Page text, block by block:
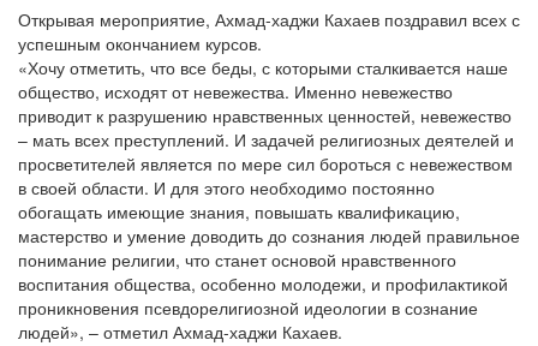
Открывая мероприятие, Ахмад-хаджи Кахаев поздравил всех с
успешным окончанием курсов.
«Хочу отметить, что все беды, с которыми сталкивается наше
общество, исходят от невежества. Именно невежество
приводит к разрушению нравственных ценностей, невежество
– мать всех преступлений. И задачей религиозных деятелей и
просветителей является по мере сил бороться с невежеством
в своей области. И для этого необходимо постоянно
обогащать имеющие знания, повышать квалификацию,
мастерство и умение доводить до сознания людей правильное
понимание религии, что станет основой нравственного
воспитания общества, особенно молодежи, и профилактикой
проникновения псевдорелигиозной идеологии в сознание
людей», – отметил Ахмад-хаджи Кахаев.